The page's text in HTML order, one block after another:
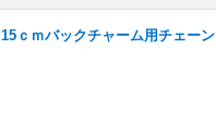
15ｃｍバックチャーム用チェーン